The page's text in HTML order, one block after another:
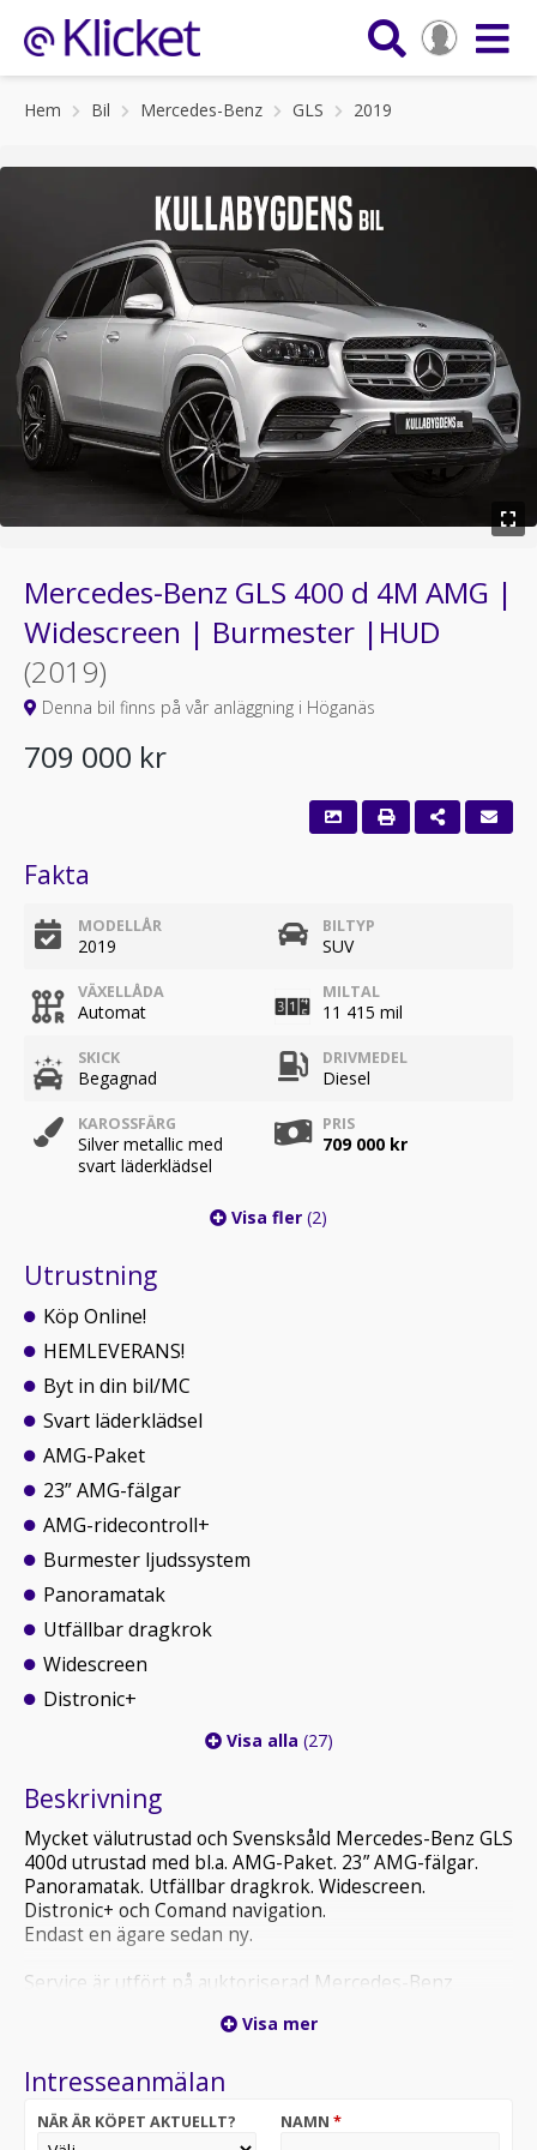
Hem Bil Mercedes-Benz GLS 2019
Mercedes-Benz GLS 400 d 4M AMG |
Widescreen | Burmester |HUD
(2019)
Denna bil finns på vår anläggning i Höganäs
709 000 kr
Fakta
MODELLÅR
2019
BILTYP
SUV
VÄXELLÅDA
Automat
MILTAL
11 415 mil
SKICK
Begagnad
DRIVMEDEL
Diesel
KAROSSFÄRG
Silver metallic med
svart läderklädsel
PRIS
709 000 kr
Visa fler (2)
Utrustning
Köp Online!
HEMLEVERANS!
Byt in din bil/MC
Svart läderklädsel
AMG-Paket
23” AMG-fälgar
AMG-ridecontroll+
Burmester ljudssystem
Panoramatak
Utfällbar dragkrok
Widescreen
Distronic+
Visa alla (27)
Beskrivning
Mycket välutrustad och Svensksåld Mercedes-Benz GLS
400d utrustad med bl.a. AMG-Paket. 23” AMG-fälgar.
Panoramatak. Utfällbar dragkrok. Widescreen.
Distronic+ och Comand navigation.
Endast en ägare sedan ny.
Service är utfört på auktoriserad Mercedes-Benz
Utrustning: Svart läderklädsel. Elstolar med minne och
Multikonturstolar. Panoramatak. 23” AMGfälgar. AMG-
Visa mer
Intresseanmälan
NÄR ÄR KÖPET AKTUELLT? NAMN *